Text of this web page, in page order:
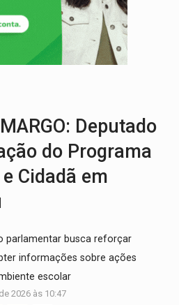
Forças policiais apreendem cerca de 1kg de
Flávio Bolsonaro escolhe Alfredo Gaspar como vice, alvo de
Deputado
do Programa
Cidadã em
parlamentar busca reforçar
informações sobre ações
escolar
2026 às 10:47